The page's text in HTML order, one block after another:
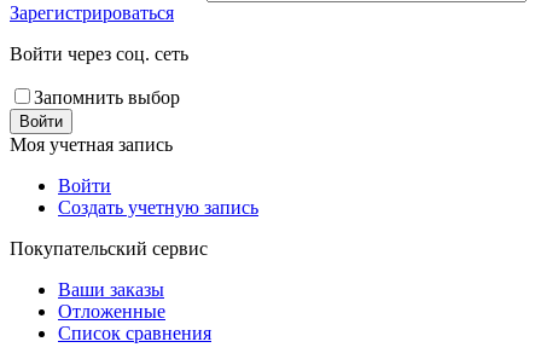
Зарегистрироваться
Войти через соц. сеть
Запомнить выбор
Войти
Моя учетная запись
Войти
Создать учетную запись
Покупательский сервис
Ваши заказы
Отложенные
Список сравнения